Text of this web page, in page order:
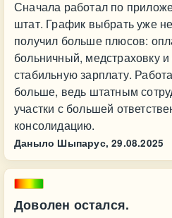
Сначала работал по
штат. График выбрать уже
получил больше плюсов:
больничный, медстраховку
стабильную зарплату.
больше, ведь штатным
участки с большей
консолидацию.
Даныло Шыпарус, 29.08.2025
Доволен остался.